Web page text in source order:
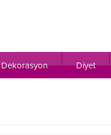
Dekorasyon Diyet